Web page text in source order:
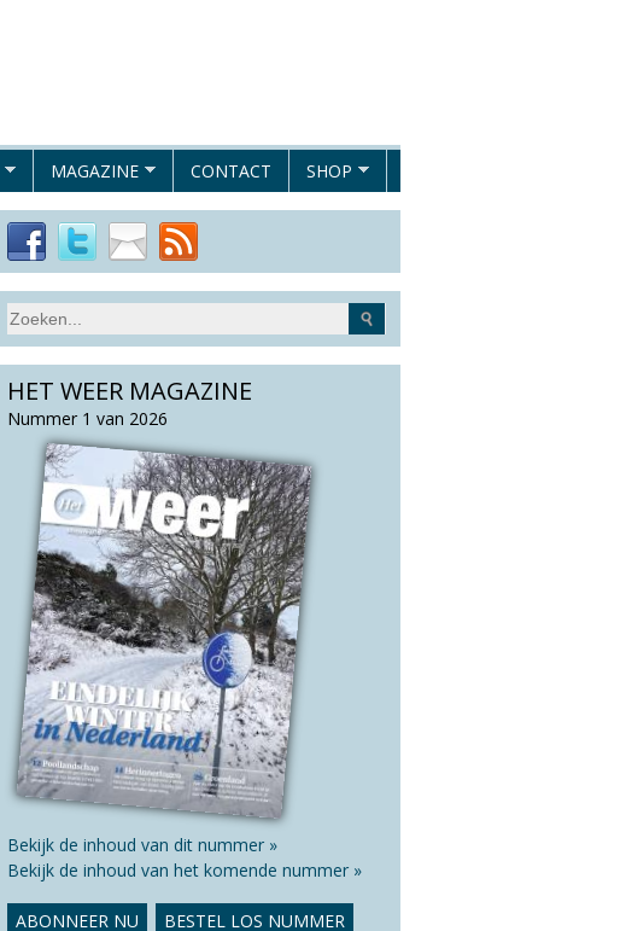
MAGAZINE CONTACT SHOP
Z
o
e
k
S
e
a
r
c
HET WEER MAGAZINE
Nummer 1 van 2026
Bekijk de inhoud van dit nummer »
Bekijk de inhoud van het komende nummer »
ABONNEER NU BESTEL LOS NUMMER